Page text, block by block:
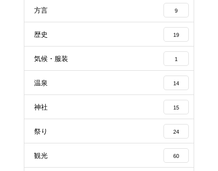
方言 9
歴史 19
気候・服装 1
温泉 14
神社 15
祭り 24
観光 60